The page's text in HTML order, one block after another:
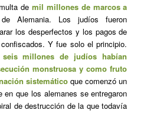
de mil millones de marcos a
Alemania. Los judíos fueron
los desperfectos y los pagos de
Y fue solo el principio.
seis millones de judíos habían
monstruosa y como fruto
sistemático que comenzó un
en que los alemanes se entregaron
de destrucción de la que todavía